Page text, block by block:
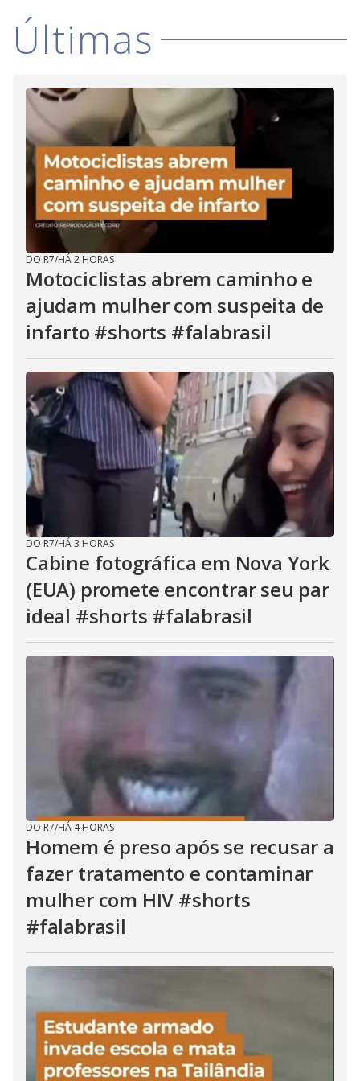
i
d
e
o
Últimas
DO R7/HÁ 2 HORAS
Motociclistas abrem caminho e
ajudam mulher com suspeita de
infarto #shorts #falabrasil
DO R7/HÁ 3 HORAS
Cabine fotográfica em Nova York
(EUA) promete encontrar seu par
ideal #shorts #falabrasil
DO R7/HÁ 4 HORAS
Homem é preso após se recusar a
fazer tratamento e contaminar
mulher com HIV #shorts
#falabrasil